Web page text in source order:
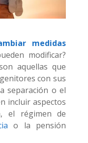
medidas
modificar?
aquellas que
con sus
separación o el
incluir aspectos
el régimen de
o la pensión